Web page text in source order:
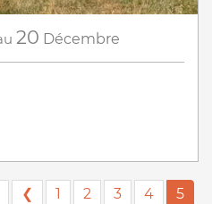
20 Décembre
❮ 1 2 3 4 5